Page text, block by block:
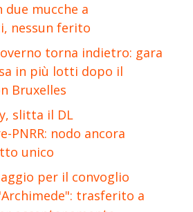
due mucche a
nessun ferito
torna indietro: gara
in più lotti dopo il
Bruxelles
slitta il DL
PNRR: nodo ancora
unico
per il convoglio
trasferito a